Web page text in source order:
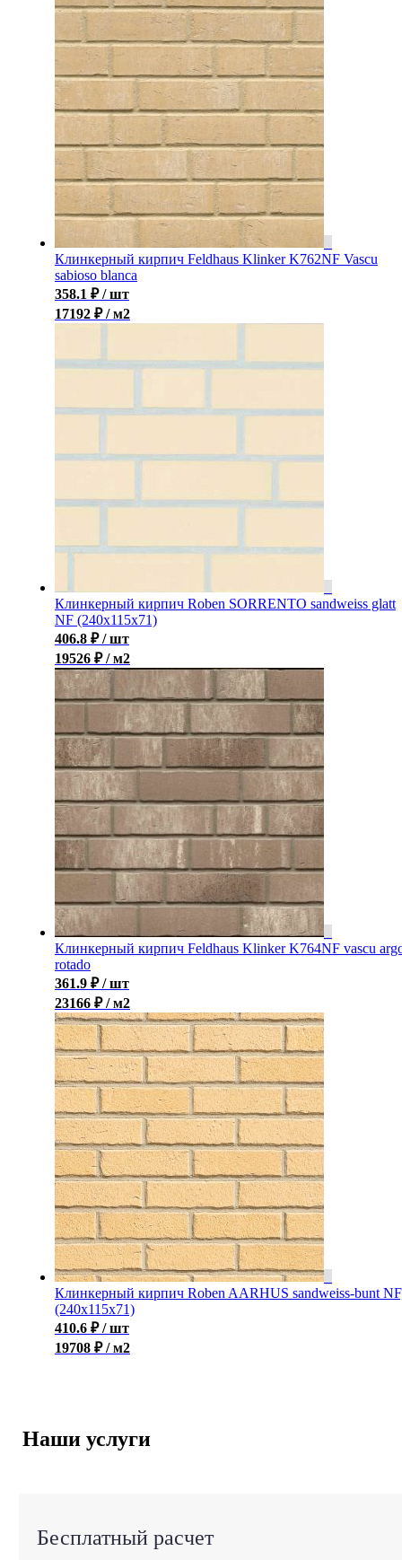
Клинкерный кирпич Feldhaus Klinker K762NF Vascu
sabioso blanca
358.1 ₽ / шт
17192 ₽ / м2
Клинкерный кирпич Roben SORRENTO sandweiss glatt
NF (240x115x71)
406.8 ₽ / шт
19526 ₽ / м2
Клинкерный кирпич Feldhaus Klinker K764NF vascu
rotado
361.9 ₽ / шт
23166 ₽ / м2
Клинкерный кирпич Roben AARHUS sandweiss-bunt
(240х115х71)
410.6 ₽ / шт
19708 ₽ / м2
Наши услуги
Бесплатный расчет